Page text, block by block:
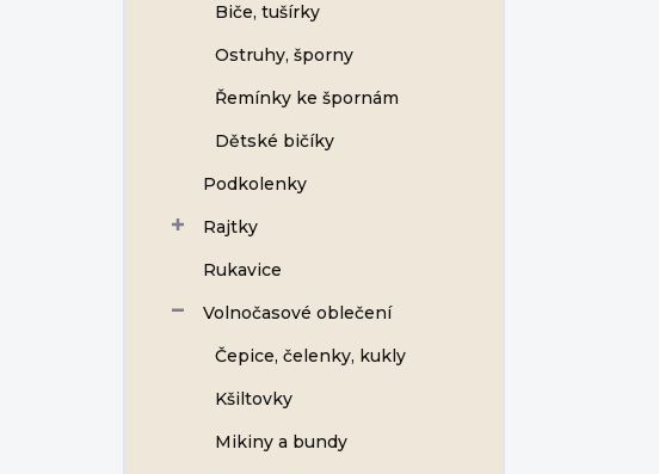
Biče, tušírky
Ostruhy, šporny
Řemínky ke špornám
Dětské bičíky
Podkolenky
Rajtky
Rukavice
Volnočasové oblečení
Čepice, čelenky, kukly
Kšiltovky
Mikiny a bundy